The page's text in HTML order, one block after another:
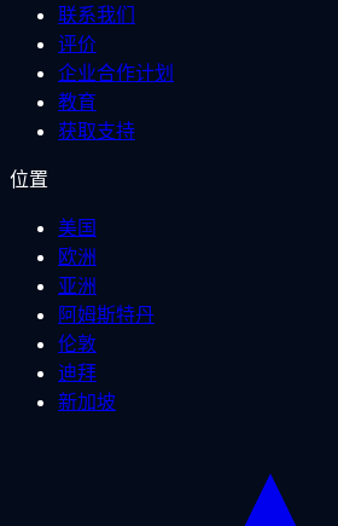
联系我们
评价
企业合作计划
教育
获取支持
位置
美国
欧洲
亚洲
阿姆斯特丹
伦敦
迪拜
新加坡